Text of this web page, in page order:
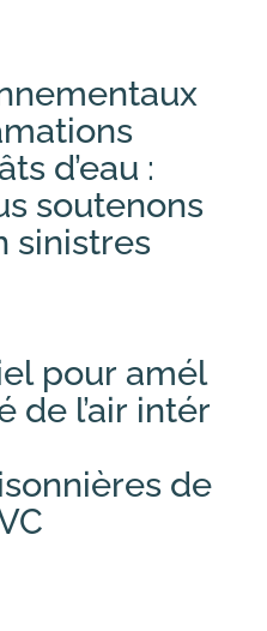
d’eau :
soutenons
sinistres
pour amél
de l’air intér
de